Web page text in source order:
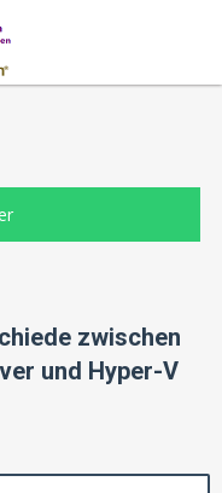
zwischen
und Hyper-V